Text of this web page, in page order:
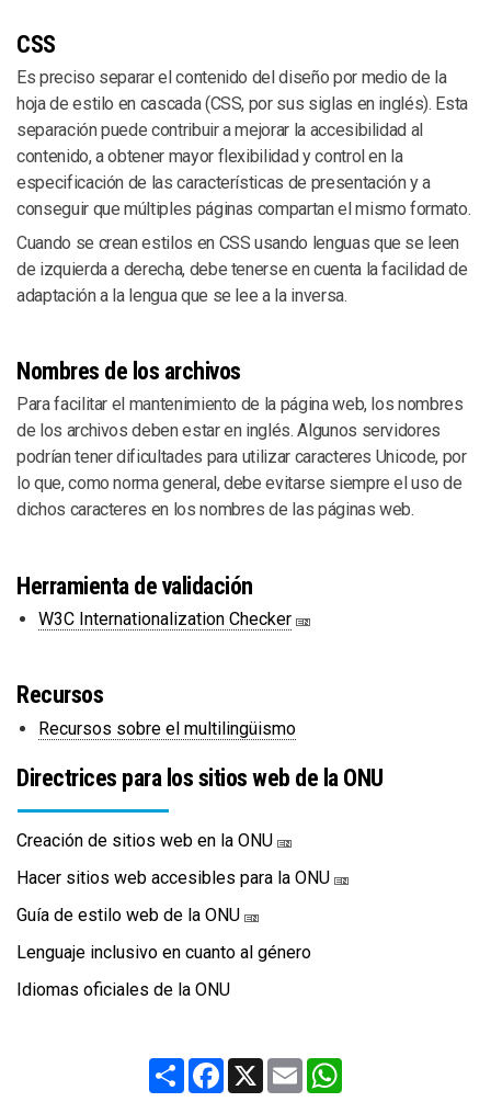
CSS
Es preciso separar el contenido del diseño por medio de la
hoja de estilo en cascada (CSS, por sus siglas en inglés). Esta
separación puede contribuir a mejorar la accesibilidad al
contenido, a obtener mayor flexibilidad y control en la
especificación de las características de presentación y a
conseguir que múltiples páginas compartan el mismo formato.
Cuando se crean estilos en CSS usando lenguas que se leen
de izquierda a derecha, debe tenerse en cuenta la facilidad de
adaptación a la lengua que se lee a la inversa.
Nombres de los archivos
Para facilitar el mantenimiento de la página web, los nombres
de los archivos deben estar en inglés. Algunos servidores
podrían tener dificultades para utilizar caracteres Unicode, por
lo que, como norma general, debe evitarse siempre el uso de
dichos caracteres en los nombres de las páginas web.
Herramienta de validación
W3C Internationalization Checker
Recursos
Recursos sobre el multilingüismo
Directrices para los sitios web de la ONU
Creación de sitios web en la ONU
Hacer sitios web accesibles para la ONU
Guía de estilo web de la ONU
Lenguaje inclusivo en cuanto al género
Idiomas oficiales de la ONU
Share Facebook
X Email